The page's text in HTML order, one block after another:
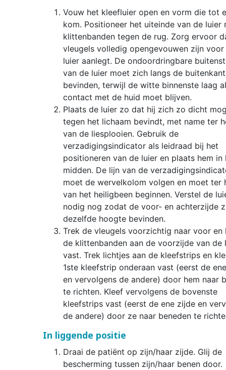
Vouw het kleefluier open en vorm die tot
kom. Positioneer het uiteinde van de luier
klittenbanden tegen de rug. Zorg ervoor
vleugels volledig opengevouwen zijn voor
luier aanlegt. De ondoordringbare
van de luier moet zich langs de buitenkant
bevinden, terwijl de witte binnenste laag
contact met de huid moet blijven.
Plaats de luier zo dat hij zich zo dicht
tegen het lichaam bevindt, met name ter
van de liesplooien. Gebruik de
verzadigingsindicator als leidraad bij het
positioneren van de luier en plaats hem in
midden. De lijn van de
moet de wervelkolom volgen en moet ter
van het heiligbeen beginnen. Verstel de
nodig nog zodat de voor- en achterzijde
dezelfde hoogte bevinden.
Trek de vleugels voorzichtig naar voor en
de klittenbanden aan de voorzijde van de
vast. Trek lichtjes aan de kleefstrips en
1ste kleefstrip onderaan vast (eerst de
en vervolgens de andere) door hem naar
te richten. Kleef vervolgens de bovenste
kleefstrips vast (eerst de ene zijde en
de andere) door ze naar beneden te
In liggende positie
Draai de patiënt op zijn/haar zijde. Glij de
bescherming tussen zijn/haar benen door.